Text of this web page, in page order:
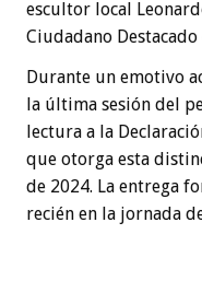
escultor local
Ciudadano
Durante un emotivo
la última sesión del
lectura a la
que otorga esta
de 2024. La entrega
recién en la jornada